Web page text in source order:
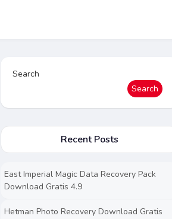
Search
Search
Recent Posts
East Imperial Magic Data Recovery Pack
Download Gratis 4.9
Hetman Photo Recovery Download Gratis